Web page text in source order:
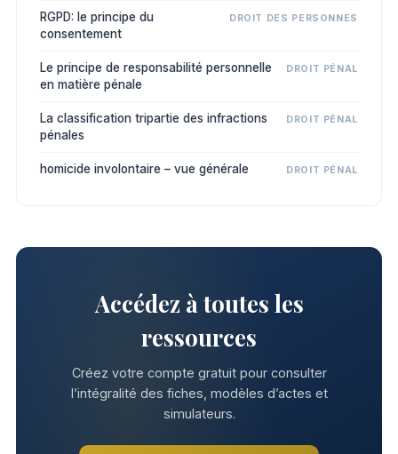
RGPD: le principe du
consentement
DROIT DES PERSONNES
Le principe de responsabilité personnelle
en matière pénale
DROIT PÉNAL
La classification tripartie des infractions
pénales
DROIT PÉNAL
homicide involontaire – vue générale DROIT PÉNAL
Accédez à toutes les
ressources
Créez votre compte gratuit pour consulter
l’intégralité des fiches, modèles d’actes et
simulateurs.